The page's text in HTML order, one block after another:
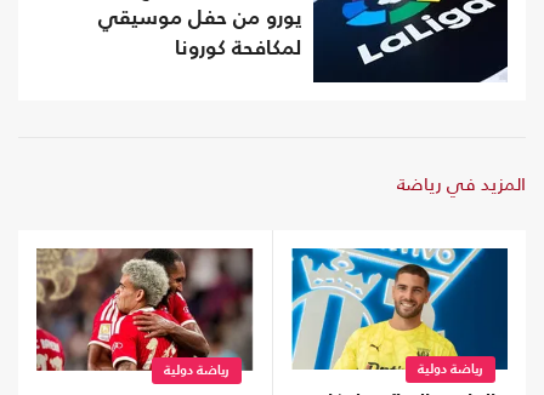
يورو من حفل موسيقي
لمكافحة كورونا
المزيد في رياضة
رياضة دولية رياضة دولية